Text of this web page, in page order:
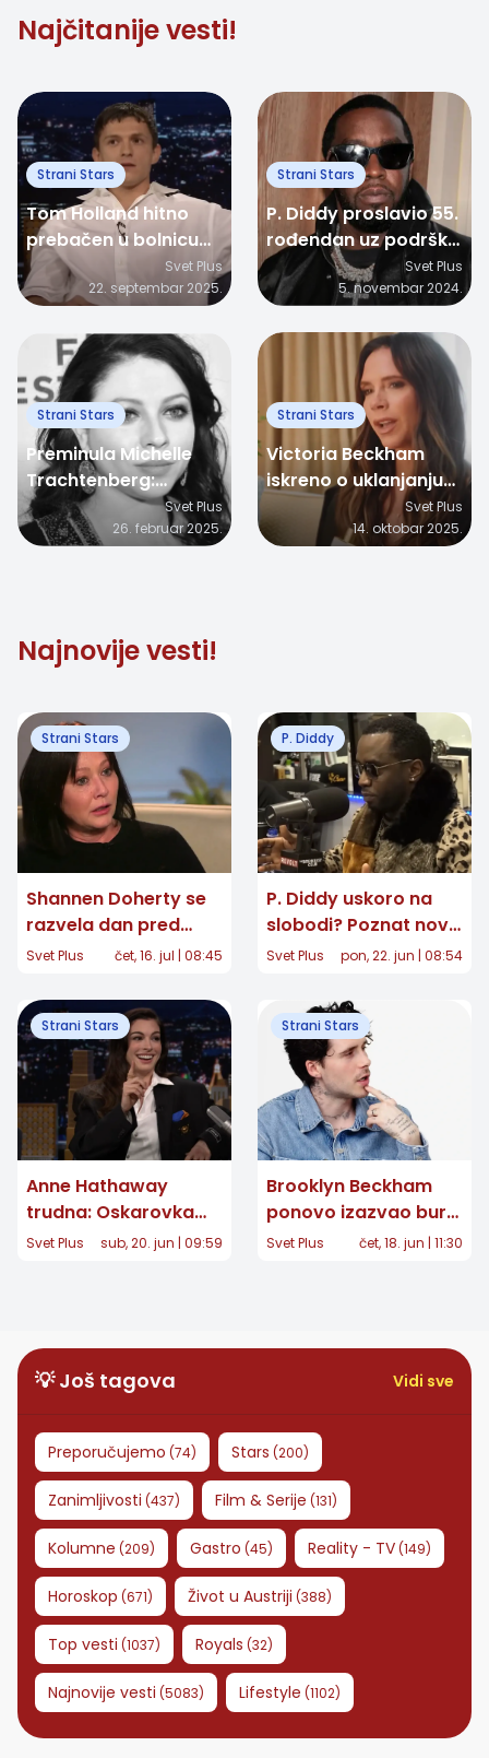
Najčitanije vesti!
Strani Stars
Tom Holland hitno
prebačen u bolnicu
nakon nezgode na
snimanju
Svet Plus
22. septembar 2025.
Strani Stars
P. Diddy proslavio 55.
rođendan uz podršku
porodice, uprkos
teškoj situaciji!
Svet Plus
5. novembar 2024.
Strani Stars
Preminula Michelle
Trachtenberg:
Zvezda serija „Gossip
Girl“ i „Buffy“ umrla u
Svet Plus
26. februar 2025.
Strani Stars
Victoria Beckham
iskreno o uklanjanju
silikona: "Ne znam
gde su te grudi
Svet Plus
14. oktobar 2025.
Najnovije vesti!
Strani Stars
Shannen Doherty se
razvela dan pred
smrt, bivši suprug
Svet Plus čet, 16. jul | 08:45
P. Diddy
P. Diddy uskoro na
slobodi? Poznat novi
datum izlaska iz
Svet Plus pon, 22. jun | 08:54
Strani Stars
Anne Hathaway
trudna: Oskarovka
čeka treće dete,
Svet Plus sub, 20. jun | 09:59
Strani Stars
Brooklyn Beckham
ponovo izazvao buru:
Potez koji je
koristi porodično
Svet Plus čet, 18. jun | 11:30
💡 Još tagova Vidi sve
Preporučujemo (74) Stars (200)
Zanimljivosti (437) Film & Serije (131)
Kolumne (209) Gastro (45) Reality - TV(149)
Horoskop (671) Život u Austriji (388)
Top vesti (1037) Royals (32)
Najnovije vesti (5083) Lifestyle (1102)